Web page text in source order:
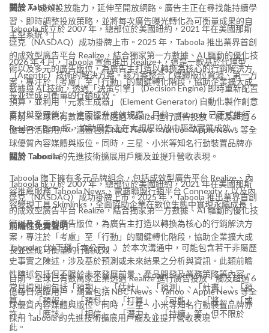
關於 Taboola
Taboola 成立於 2007 年，總部位於美國紐約，2021 年在美國那斯
達克（NASDAQ）成功掛牌上市。2025 年，Taboola 推出業界首創
的成效型廣告平台 Realize，結合獨家第一方數據、AI 驅動的優化技
術以及多元的廣告版位，為廣告主打造以轉換為核心的行銷解決方
案，專注於「考慮」至「行動」的關鍵轉化階段，協助企業擴大成
長並達成可衡量的行銷成效。
目前，全球已有數萬家企業透過 Realize 進行廣告投放，觸及超過 6
億每日活躍用戶，涵蓋包括 NBC News、Yahoo、Apple News 等全
球優質內容媒體與版位。同時，三星、小米等知名行動裝置品牌亦
採用 Taboola 的先進技術擴展用戶觸及並提升營收表現。
Taboola 旗下擁有多元品牌組合，包括成效型廣告平台 Realize、內
容推薦服務 Taboola News、電商聯盟行銷平台 Connexity，以及內
容變現工具 Skimlinks，全面協助企業在數位生態中實現永續成長。
前瞻性免責聲明
Taboola（以下稱「本公司」）於本次溝通中，可能包含若干非屬歷
史事實之陳述，涉及基於預測或未來結果之分析與資訊。此類前瞻
性陳述包括但不限於未來發展前景、產品開發及業務策略等內容。
常見識別詞包括「預期」、「估計」、「預測」、「計畫」、「預
算」、「預報」、「預料」、「打算」、「可能」、「將」、「或
許」、「應該」、「相信」、「潛力」、「持續」等，但不限於
此。
天候 AI 成效投放能力，延伸至開放網路。廣告主正在尋找能持續學
習、即時調整投放策略，並將每次廣告曝光轉化為可衡量成果的自
主型系統。」
2026 年 4 月，Taboola 宣佈推出 Realize+，這是一款基於代理型
（Agentic）技術的解決方案。該方案整合了媒體版位資源、第一方
數據與 AI 技術，透過「決策引擎」 (Decision Engine) 即時重新配置
預算，並利用「元素生成器」 (Element Generator) 自動化製作創意
素材與受眾鎖定，進而提升成效規模。目前，Taboola 已正式推行
Realize+ Beta 版，協助廣告主在大規模投放中驅動實質成效。
關於 Taboola
Taboola 成立於 2007 年，總部位於美國紐約，2021 年在美國那斯
達克（NASDAQ）成功掛牌上市。2025 年，Taboola 推出業界首創
的成效型廣告平台 Realize，結合獨家第一方數據、AI 驅動的優化技
術以及多元的廣告版位，為廣告主打造以轉換為核心的行銷解決方
案，專注於「考慮」至「行動」的關鍵轉化階段，協助企業擴大成
長並達成可衡量的行銷成效。
目前，全球已有數萬家企業透過 Realize 進行廣告投放，觸及超過 6
億每日活躍用戶，涵蓋包括 NBC News、Yahoo、Apple News 等全
球優質內容媒體與版位。同時，三星、小米等知名行動裝置品牌亦
採用 Taboola 的先進技術擴展用戶觸及並提升營收表現。